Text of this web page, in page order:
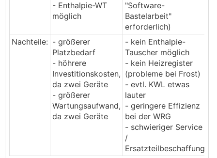
- Enthalpie-WT
möglich
"Software-
Bastelarbeit"
erforderlich)
Nachteile: - größerer
Platzbedarf
- höhrere
Investitionskosten,
da zwei Geräte
- größerer
Wartungsaufwand,
da zwei Geräte
- kein Enthalpie-
Tauscher möglich
- kein Heizregister
(probleme bei Frost)
- evtl. KWL etwas
lauter
- geringere Effizienz
bei der WRG
- schwieriger Service
/
Ersatzteilbeschaffung